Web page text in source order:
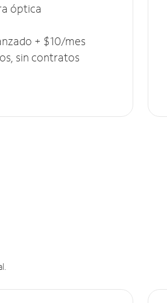
óptica
+ $10/mes
sin contratos